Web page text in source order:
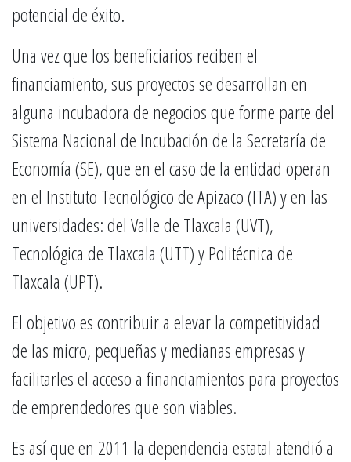
potencial de éxito.
Una vez que los beneficiarios reciben el
financiamiento, sus proyectos se desarrollan en
alguna incubadora de negocios que forme parte del
Sistema Nacional de Incubación de la Secretaría de
Economía (SE), que en el caso de la entidad operan
en el Instituto Tecnológico de Apizaco (ITA) y en las
universidades: del Valle de Tlaxcala (UVT),
Tecnológica de Tlaxcala (UTT) y Politécnica de
Tlaxcala (UPT).
El objetivo es contribuir a elevar la competitividad
de las micro, pequeñas y medianas empresas y
facilitarles el acceso a financiamientos para proyectos
de emprendedores que son viables.
Es así que en 2011 la dependencia estatal atendió a